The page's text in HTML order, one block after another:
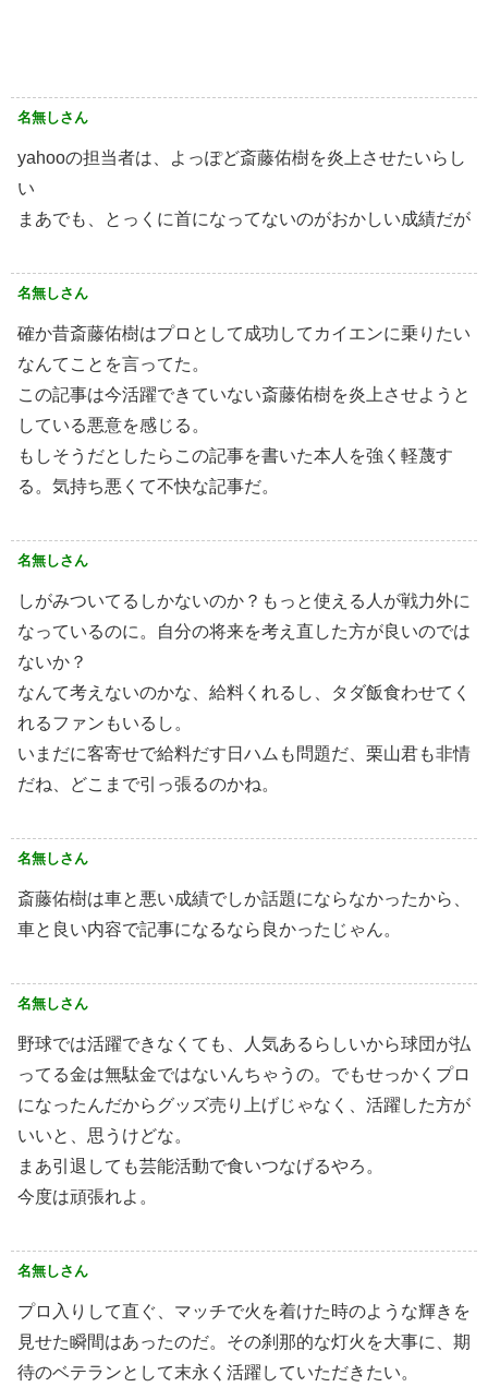
名無しさん
yahooの担当者は、よっぽど斎藤佑樹を炎上させたいらし
い
まあでも、とっくに首になってないのがおかしい成績だが
名無しさん
確か昔斎藤佑樹はプロとして成功してカイエンに乗りたい
なんてことを言ってた。
この記事は今活躍できていない斎藤佑樹を炎上させようと
している悪意を感じる。
もしそうだとしたらこの記事を書いた本人を強く軽蔑す
る。気持ち悪くて不快な記事だ。
名無しさん
しがみついてるしかないのか？もっと使える人が戦力外に
なっているのに。自分の将来を考え直した方が良いのでは
ないか？
なんて考えないのかな、給料くれるし、タダ飯食わせてく
れるファンもいるし。
いまだに客寄せで給料だす日ハムも問題だ、栗山君も非情
だね、どこまで引っ張るのかね。
名無しさん
斎藤佑樹は車と悪い成績でしか話題にならなかったから、
車と良い内容で記事になるなら良かったじゃん。
名無しさん
野球では活躍できなくても、人気あるらしいから球団が払
ってる金は無駄金ではないんちゃうの。でもせっかくプロ
になったんだからグッズ売り上げじゃなく、活躍した方が
いいと、思うけどな。
まあ引退しても芸能活動で食いつなげるやろ。
今度は頑張れよ。
名無しさん
プロ入りして直ぐ、マッチで火を着けた時のような輝きを
見せた瞬間はあったのだ。その刹那的な灯火を大事に、期
待のベテランとして末永く活躍していただきたい。